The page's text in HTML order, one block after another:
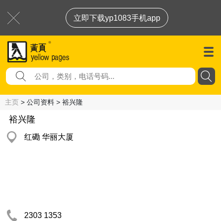
立即下载yp1083手机app
主页 > 公司资料 > 裕兴隆
裕兴隆
红磡 华丽大厦
2303 1353